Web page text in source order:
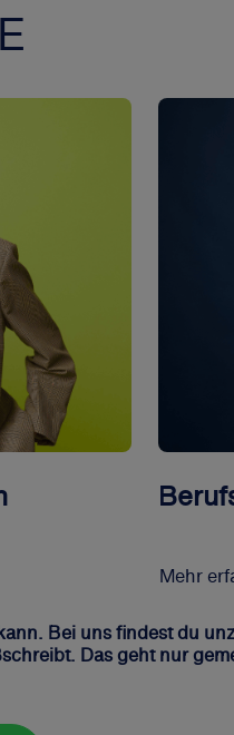
Mehr
Bei uns findest du
Das geht nur